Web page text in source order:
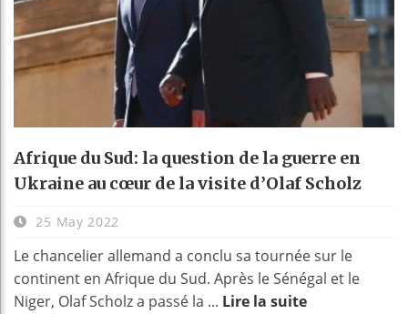
Afrique du Sud: la question de la guerre en
Ukraine au cœur de la visite d’Olaf Scholz
25 May 2022
Le chancelier allemand a conclu sa tournée sur le
continent en Afrique du Sud. Après le Sénégal et le
Niger, Olaf Scholz a passé la ... Lire la suite